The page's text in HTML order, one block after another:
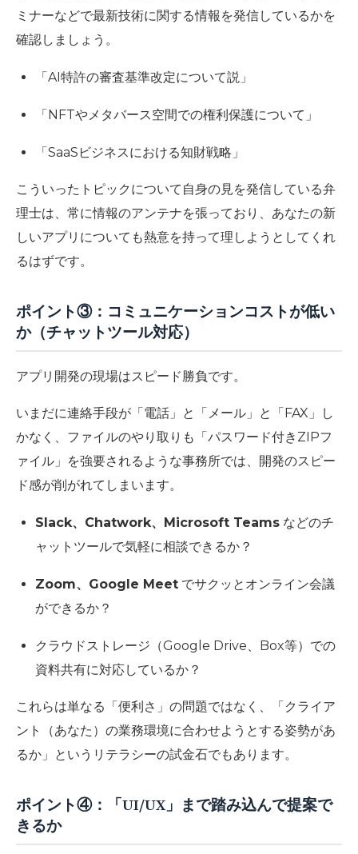
ミナーなどで最新技術に関する情報を発信しているかを
確認しましょう。
「AI特許の審査基準改定について説」
「NFTやメタバース空間での権利保護について」
「SaaSビジネスにおける知財戦略」
こういったトピックについて自身の見を発信している弁
理士は、常に情報のアンテナを張っており、あなたの新
しいアプリについても熱意を持って理しようとしてくれ
るはずです。
ポイント③：コミュニケーションコストが低い
か（チャットツール対応）
アプリ開発の現場はスピード勝負です。
いまだに連絡手段が「電話」と「メール」と「FAX」し
かなく、ファイルのやり取りも「パスワード付きZIPフ
ァイル」を強要されるような事務所では、開発のスピー
ド感が削がれてしまいます。
Slack、Chatwork、Microsoft Teams などのチ
ャットツールで気軽に相談できるか？
Zoom、Google Meet でサクッとオンライン会議
ができるか？
クラウドストレージ（Google Drive、Box等）での
資料共有に対応しているか？
これらは単なる「便利さ」の問題ではなく、
「クライア
ント（あなた）の業務環境に合わせようとする姿勢があ
るか」 というリテラシーの試金石でもあります。
ポイント④：「UI/UX」まで踏み込んで提案で
きるか